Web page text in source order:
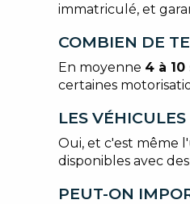
immatriculé, et
COMBIEN DE
En moyenne 4 à
certaines
LES
Oui, et c'est même
disponibles avec
PEUT-ON